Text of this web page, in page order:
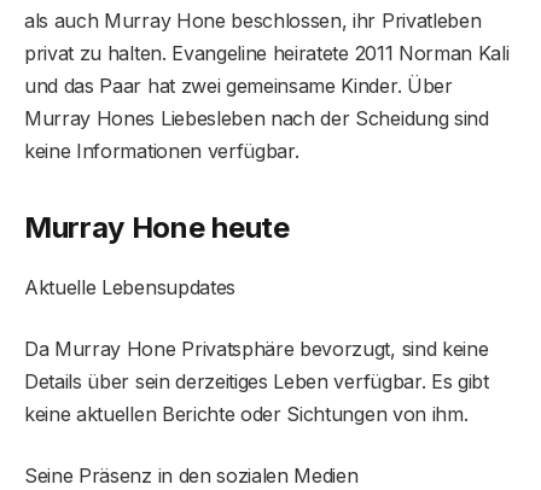
als auch Murray Hone beschlossen, ihr Privatleben
privat zu halten. Evangeline heiratete 2011 Norman Kali
und das Paar hat zwei gemeinsame Kinder. Über
Murray Hones Liebesleben nach der Scheidung sind
keine Informationen verfügbar.
Murray Hone heute
Aktuelle Lebensupdates
Da Murray Hone Privatsphäre bevorzugt, sind keine
Details über sein derzeitiges Leben verfügbar. Es gibt
keine aktuellen Berichte oder Sichtungen von ihm.
Seine Präsenz in den sozialen Medien